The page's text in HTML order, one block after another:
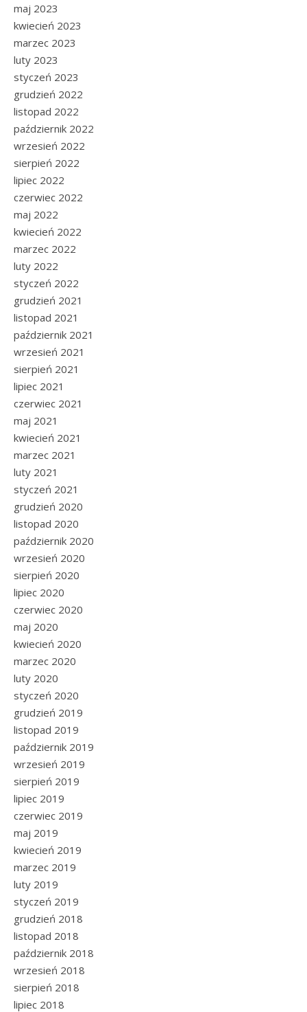
maj 2023
kwiecień 2023
marzec 2023
luty 2023
styczeń 2023
grudzień 2022
listopad 2022
październik 2022
wrzesień 2022
sierpień 2022
lipiec 2022
czerwiec 2022
maj 2022
kwiecień 2022
marzec 2022
luty 2022
styczeń 2022
grudzień 2021
listopad 2021
październik 2021
wrzesień 2021
sierpień 2021
lipiec 2021
czerwiec 2021
maj 2021
kwiecień 2021
marzec 2021
luty 2021
styczeń 2021
grudzień 2020
listopad 2020
październik 2020
wrzesień 2020
sierpień 2020
lipiec 2020
czerwiec 2020
maj 2020
kwiecień 2020
marzec 2020
luty 2020
styczeń 2020
grudzień 2019
listopad 2019
październik 2019
wrzesień 2019
sierpień 2019
lipiec 2019
czerwiec 2019
maj 2019
kwiecień 2019
marzec 2019
luty 2019
styczeń 2019
grudzień 2018
listopad 2018
październik 2018
wrzesień 2018
sierpień 2018
lipiec 2018